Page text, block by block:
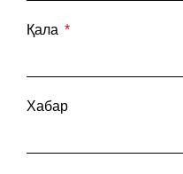
Қала
Хабар